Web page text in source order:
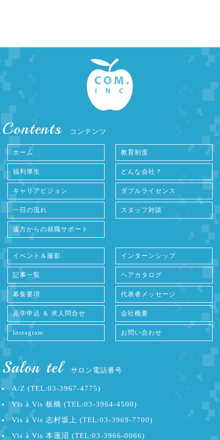
Contents コンテンツ
ホーム 教育制度
福利厚生 どんな会社？
キャリアビジョン ダブルライセンス
一日の流れ スタッフ対談
遠方からの就職サポート
イベント＆撮影 インターンシップ
記事一覧 ヘアカタログ
募集要項 代表者メッセージ
見学申込 ＆ 求人問合せ 会社概要
Instagram お問い合わせ
Salon tel サロン電話番号
A/Z (TEL:03-3967-4775)
Vis à Vis 板橋 (TEL:03-3964-4500)
Vis à Vis 志村坂上 (TEL:03-3969-7700)
Vis à Vis 本蓮沼 (TEL:03-3966-0066)